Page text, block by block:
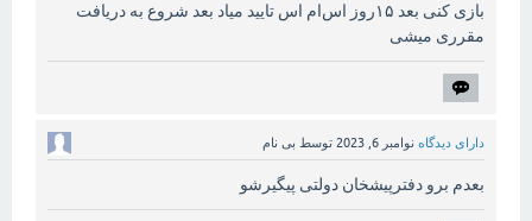
بازی کنی بعد ۱۵روز اس‌ام اس تایید میاد بعد شروع به دریافت
مقرری میشی
دارای دیدگاه نوامبر 6, 2023 توسط بی نام
بعدم برو دفترپیشخان دولتی پیگیرشو